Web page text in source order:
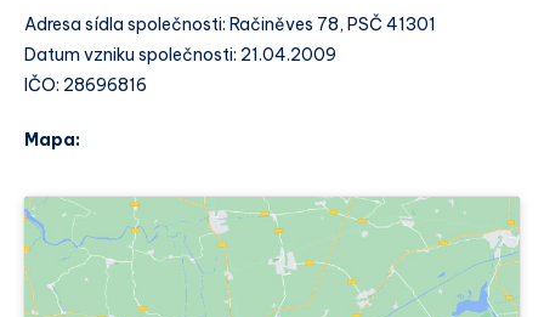
Adresa sídla společnosti: Račiněves 78, PSČ 41301
Datum vzniku společnosti: 21.04.2009
IČO: 28696816
Mapa: